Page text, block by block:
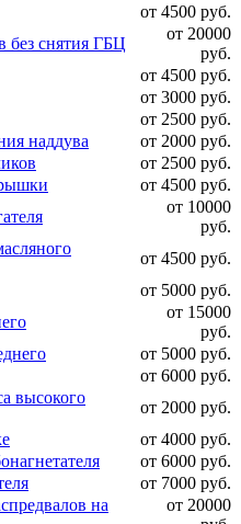
от 4500 руб.
без снятия ГБЦ
от 20000
руб.
от 4500 руб.
от 3000 руб.
от 2500 руб.
наддува
от 2000 руб.
от 2500 руб.
от 4500 руб.
от 10000
руб.
от 4500 руб.
от 5000 руб.
от 15000
руб.
от 5000 руб.
от 6000 руб.
высокого
от 2000 руб.
от 4000 руб.
от 6000 руб.
от 7000 руб.
на
от 20000